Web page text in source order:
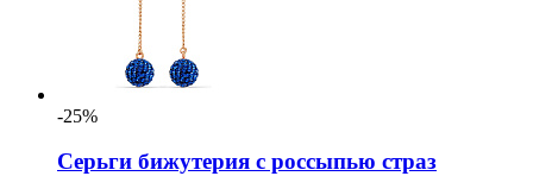
-25%
Серьги бижутерия с россыпью страз